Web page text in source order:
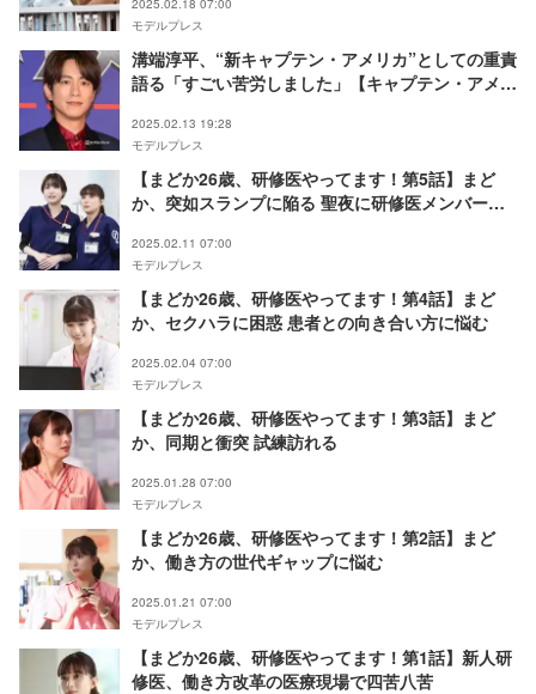
モデルプレス
溝端淳平、“新キャプテン・アメリカ”としての重責
語る「すごい苦労しました」【キャプテン・アメリ
2025.02.13 19:28
モデルプレス
【まどか26歳、研修医やってます！第5話】まど
か、突如スランプに陥る 聖夜に研修医メンバーの
2025.02.11 07:00
モデルプレス
【まどか26歳、研修医やってます！第4話】まど
か、セクハラに困惑 患者との向き合い方に悩む
2025.02.04 07:00
モデルプレス
【まどか26歳、研修医やってます！第3話】まど
か、同期と衝突 試練訪れる
2025.01.28 07:00
モデルプレス
【まどか26歳、研修医やってます！第2話】まど
か、働き方の世代ギャップに悩む
2025.01.21 07:00
モデルプレス
【まどか26歳、研修医やってます！第1話】新人研
修医、働き方改革の医療現場で四苦八苦